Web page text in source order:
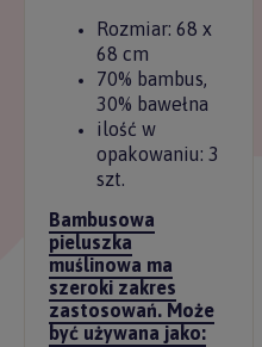
Rozmiar: 68 x
68 cm
70% bambus,
30% bawełna
ilość w
opakowaniu: 3
szt.
Bambusowa
pieluszka
muślinowa ma
szeroki zakres
zastosowań. Może
być używana jako: